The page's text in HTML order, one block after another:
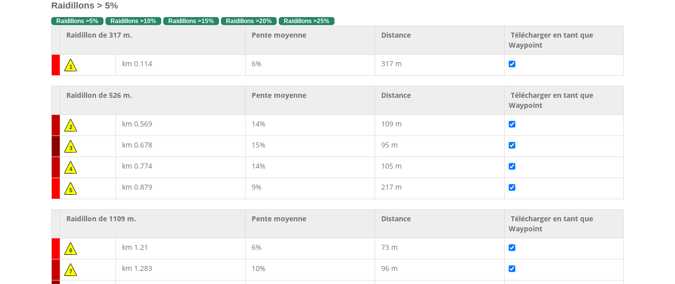
Raidillons > 5%
Raidillons >5% Raidillons >10% Raidillons >15% Raidillons >20% Raidillons >25%
Raidillon de 317 m. Pente moyenne Distance
Télécharger en tant que
Waypoint
1 km 0.114 6% 317 m
Raidillon de 526 m. Pente moyenne Distance
Télécharger en tant que
Waypoint
2 km 0.569 14% 109 m
3 km 0.678 15% 95 m
4 km 0.774 14% 105 m
5 km 0.879 9% 217 m
Raidillon de 1109 m. Pente moyenne Distance
Télécharger en tant que
Waypoint
6 km 1.21 6% 73 m
7 km 1.283 10% 96 m